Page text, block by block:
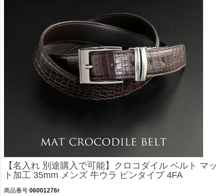
【名入れ 別途購入で可能】クロコダイル ベルト マッ
ト加工 35mm メンズ 牛ウラ ピンタイプ 4FA
商品番号 06001276r